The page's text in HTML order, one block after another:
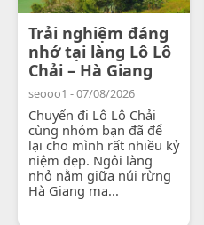
Trải nghiệm đáng
nhớ tại làng Lô Lô
Chải – Hà Giang
seooo1 - 07/08/2026
Chuyến đi Lô Lô Chải
cùng nhóm bạn đã để
lại cho mình rất nhiều kỷ
niệm đẹp. Ngôi làng
nhỏ nằm giữa núi rừng
Hà Giang ma...